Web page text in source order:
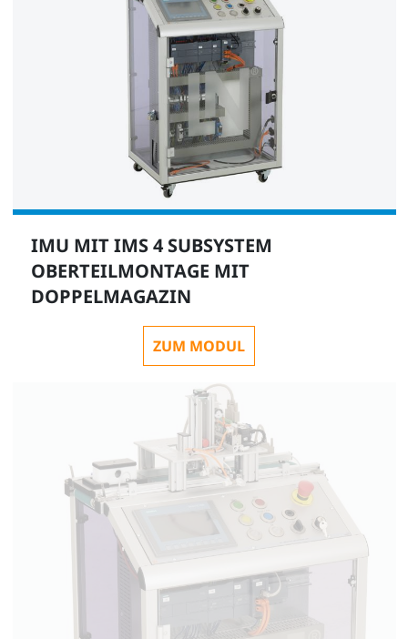
Membrantrockner IDG3 mit Schnellkupplung u.
Filter AF20 mit Wasserabscheider
LM9671
IMU MIT IMS 4 SUBSYSTEM
OBERTEILMONTAGE MIT
DOPPELMAGAZIN
ZUM MODUL